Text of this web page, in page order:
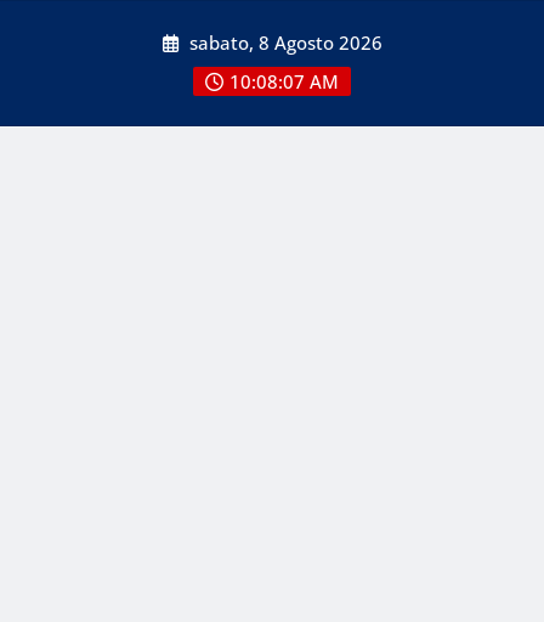
sabato, 8 Agosto 2026
10:08:07 AM